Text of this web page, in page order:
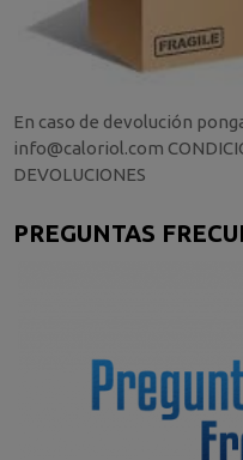
En caso de devolución
info@caloriol.com
DEVOLUCIONES
PREGUNTAS